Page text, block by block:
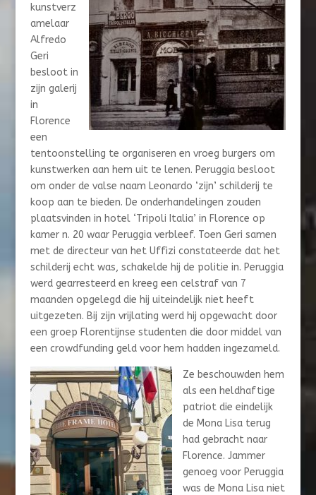
kunstverz
amelaar
Alfredo
Geri
besloot in
zijn galerij
in
Florence
een
tentoonstelling te organiseren en vroeg burgers om
kunstwerken aan hem uit te lenen. Peruggia besloot
om onder de valse naam Leonardo ‘zijn’ schilderij te
koop aan te bieden. De onderhandelingen zouden
plaatsvinden in hotel ‘Tripoli Italia’ in Florence op
kamer n. 20 waar Peruggia verbleef. Toen Geri samen
met de directeur van het Uffizi constateerde dat het
schilderij echt was, schakelde hij de politie in. Peruggia
werd gearresteerd en kreeg een celstraf van 7
maanden opgelegd die hij uiteindelijk niet heeft
uitgezeten. Bij zijn vrijlating werd hij opgewacht door
een groep Florentijnse studenten die door middel van
een crowdfunding geld voor hem hadden ingezameld.
Ze beschouwden hem
als een heldhaftige
patriot die eindelijk
de Mona Lisa terug
had gebracht naar
Florence. Jammer
genoeg voor Peruggia
was de Mona Lisa niet